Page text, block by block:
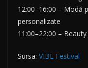
12:00–16:00 – Modă
personalizate
11:00–22:00 –
Sursa: VIBE Festival